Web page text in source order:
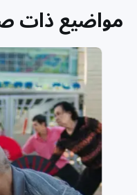
مواضيع ذات